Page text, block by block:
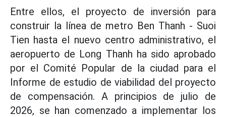
Entre ellos, el proyecto de inversión para
construir la línea de metro Ben Thanh - Suoi
Tien hasta el nuevo centro administrativo, el
aeropuerto de Long Thanh ha sido aprobado
por el Comité Popular de la ciudad para el
Informe de estudio de viabilidad del proyecto
de compensación. A principios de julio de
2026, se han comenzado a implementar los